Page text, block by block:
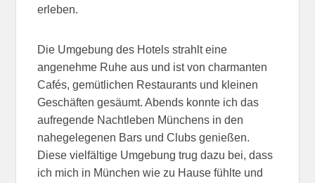
erleben.
Die Umgebung des Hotels strahlt eine
angenehme Ruhe aus und ist von charmanten
Cafés, gemütlichen Restaurants und kleinen
Geschäften gesäumt. Abends konnte ich das
aufregende Nachtleben Münchens in den
nahegelegenen Bars und Clubs genießen.
Diese vielfältige Umgebung trug dazu bei, dass
ich mich in München wie zu Hause fühlte und